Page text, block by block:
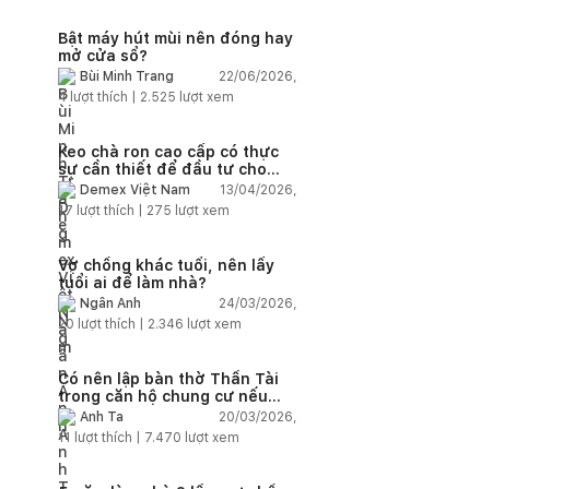
Bật máy hút mùi nên đóng hay
mở cửa sổ?
Bùi Minh Trang
22/06/2026,
4lượt thích | 2.525 lượt xem
Keo chà ron cao cấp có thực
sự cần thiết để đầu tư cho
nhà ở dân dụng?
Demex Việt Nam
13/04/2026,
17 lượt thích | 275 lượt xem
Vợ chồng khác tuổi, nên lấy
tuổi ai để làm nhà?
Ngân Anh
24/03/2026,
20 lượt thích | 2.346 lượt xem
Có nên lập bàn thờ Thần Tài
trong căn hộ chung cư nếu
bán hàng online?
Anh Ta
20/03/2026,
11
lượt thích | 7.470 lượt xem